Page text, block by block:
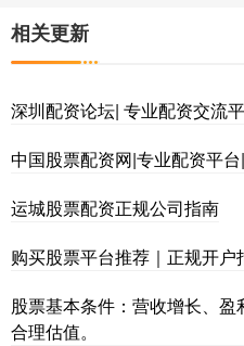
相关更新
深圳配资论坛| 专业配资交流
中国股票配资网|专业配资平
运城股票配资正规公司指南
购买股票平台推荐｜正规开户
股票基本条件：营收增长、盈
合理估值。